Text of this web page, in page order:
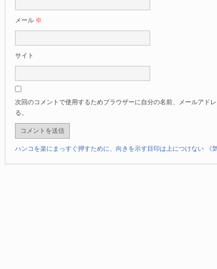
メール ※
サイト
次回のコメントで使用するためブラウザーに自分の名前、メールアド
る。
ハンコを楽にまっすぐ押すために、向きを示す目印は上につけない 《